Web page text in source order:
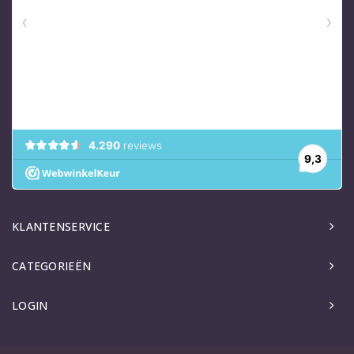
KLANTENSERVICE
CATEGORIEËN
LOGIN